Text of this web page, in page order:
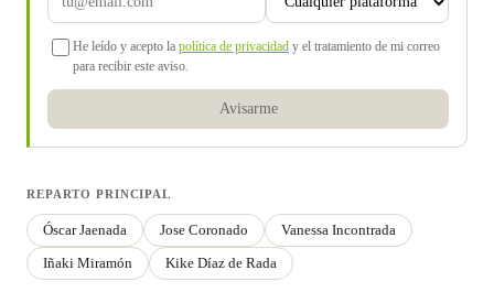
He leído y acepto la política de privacidad y el tratamiento de mi correo
para recibir este aviso.
Avisarme
REPARTO PRINCIPAL
Óscar Jaenada Jose Coronado
Vanessa Incontrada
Iñaki Miramón
Kike Díaz de Rada